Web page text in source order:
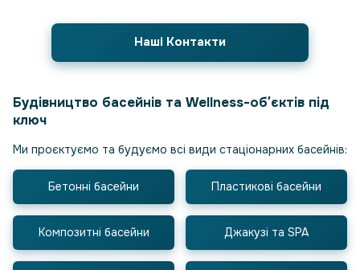
Наші Контакти
Будівництво басейнів та Wellness-обʼєктів під
ключ
Ми проєктуємо та будуємо всі види стаціонарних басейнів:
Бетонні басейни Пластикові басейни
Композитні басейни Джакузі та SPA